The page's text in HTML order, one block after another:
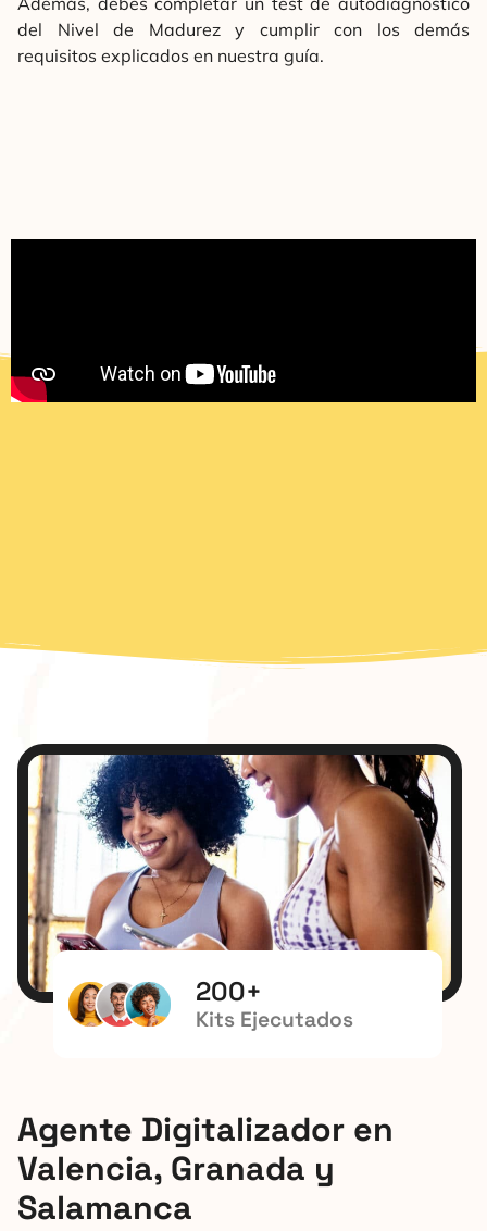
del Nivel de Madurez y cumplir con los demás
requisitos explicados en nuestra guía.
Agente Digitalizador en
Valencia, Granada y
Salamanca
200+
Kits Ejecutados